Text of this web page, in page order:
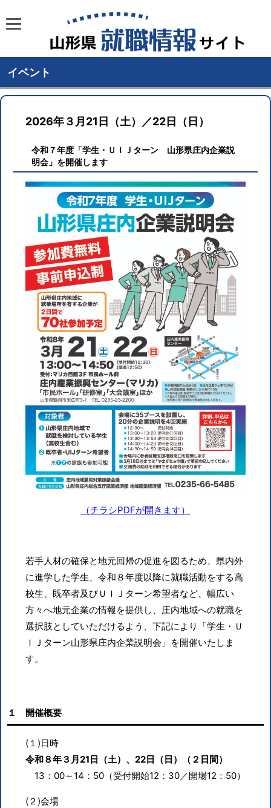
イベント
2026年３月21日（土）／22日（日）
令和７年度「学生・ＵＩＪターン 山形県庄内企業説
明会」を開催します
（チラシPDFが開きます）
若手人材の確保と地元回帰の促進を図るため、県内外
に進学した学生、令和８年度以降に就職活動をする高
校生、既卒者及びＵＩＪターン希望者など、幅広い
方々へ地元企業の情報を提供し、庄内地域への就職を
選択肢としていただけるよう、下記により「学生・Ｕ
ＩＪターン山形県庄内企業説明会」を開催いたしま
す。
１ 開催概要
(１)日時
令和８年３月21日（土）、22日（日）（２日間）
13：00～14：50（受付開始12：30／開場12：50）
(２)会場